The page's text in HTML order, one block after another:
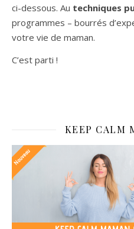
ci-dessous. Au techniques
programmes – bourrés
votre vie de maman.
C’est parti !
KEEP CALM